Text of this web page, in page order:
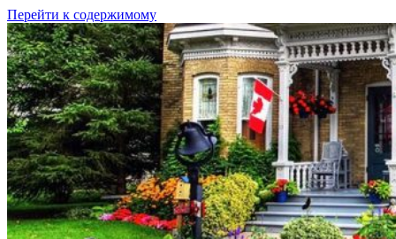
Перейти к содержимому